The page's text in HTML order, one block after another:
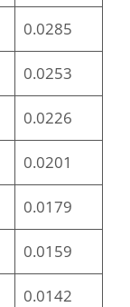
0.0285
0.0253
0.0226
0.0201
0.0179
0.0159
0.0142